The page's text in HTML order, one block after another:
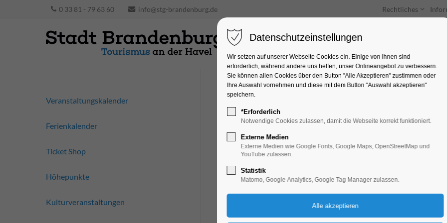
0 33 81 - 79 63 60 info@stg-brandenburg.de Rechtliches
Unterkünfte Entdecken & Erleben
„Charlie und Lola“
Bildung, Vortrag, Kinder, Jugend,
27.06.2025, 09:30–10:30
Veranstaltungskalender
Ferienkalender
Ticket Shop
Höhepunkte
Kulturveranstaltungen
Datenschutzeinstellungen
Wir setzen auf unserer Webseite Cookies ein. Einige von ihnen sind
erforderlich, während andere uns helfen, unser Onlineangebot zu verbessern.
Sie können allen Cookies über den Button "Alle Akzeptieren" zustimmen oder
Ihre Auswahl vornehmen und diese mit dem Button "Auswahl akzeptieren"
speichern.
*Erforderlich
Notwendige Cookies zulassen, damit die Webseite korrekt funktioniert.
Externe Medien
Externe Medien wie Google Fonts, Google Maps, OpenStreetMap und
YouTube zulassen.
Statistik
Matomo, Google Analytics, Google Tag Manager zulassen.